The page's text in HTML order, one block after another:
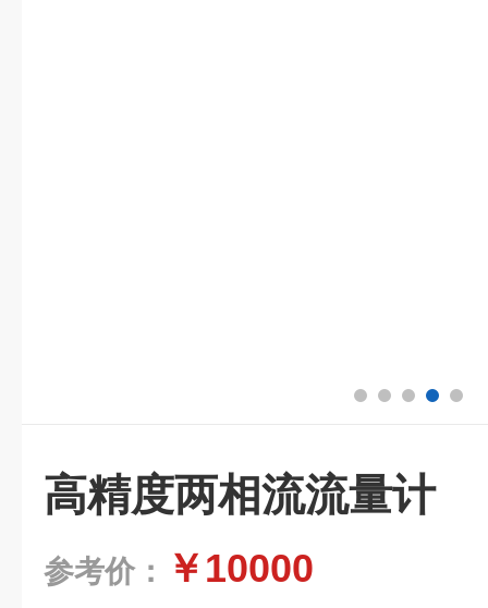
高精度两相流流量计
参考价： ￥10000